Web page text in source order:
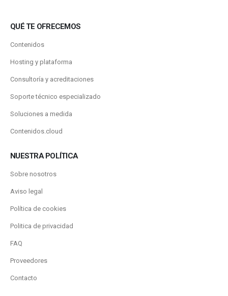
QUÉ TE OFRECEMOS
Contenidos
Hosting y plataforma
Consultoría y acreditaciones
Soporte técnico especializado
Soluciones a medida
Contenidos.cloud
NUESTRA POLÍTICA
Sobre nosotros
Aviso legal
Política de cookies
Politica de privacidad
FAQ
Proveedores
Contacto